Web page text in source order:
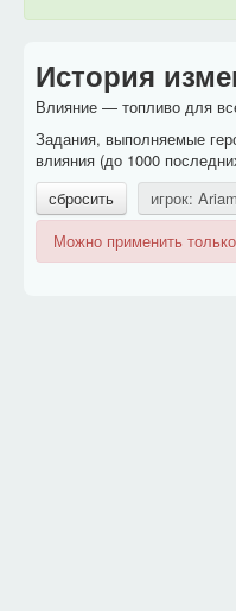
История
Влияние — топливо для
Задания, выполняемые
влияния (до 1000
сбросить
игрок: Ariam
Можно применить